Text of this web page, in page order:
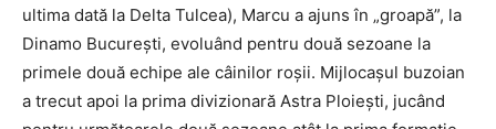
ultima dată la Delta Tulcea), Marcu a ajuns în „groapă”, la
Dinamo Bucureşti, evoluând pentru două sezoane la
primele două echipe ale câinilor roşii. Mijlocaşul buzoian
a trecut apoi la prima divizionară Astra Ploieşti, jucând